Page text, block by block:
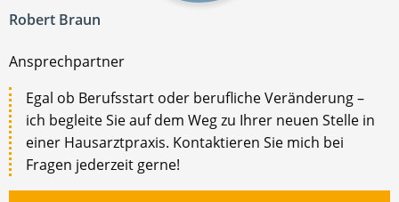
Robert Braun
Ansprechpartner
Egal ob Berufsstart oder berufliche Veränderung –
ich begleite Sie auf dem Weg zu Ihrer neuen Stelle in
einer Hausarztpraxis. Kontaktieren Sie mich bei
Fragen jederzeit gerne!